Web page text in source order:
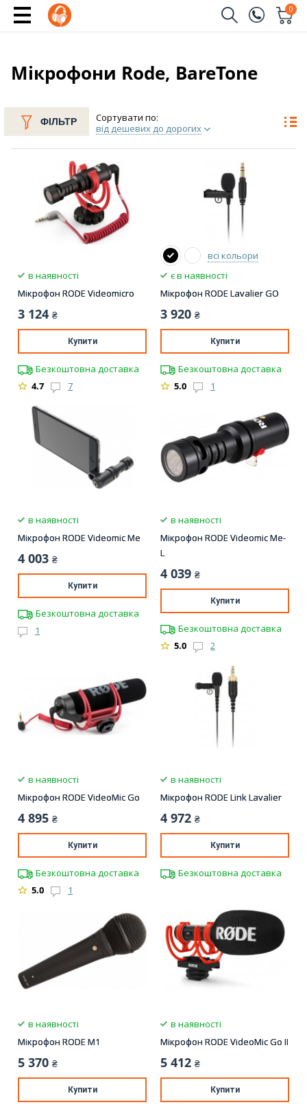
0
Телефон
Мікрофони Rode, BareTone
ФІЛЬТР
Сортувати по:
від дешевих до дорогих
в наявності
Мікрофон RODE Videomicro
3 124 ₴
Купити
Безкоштовна доставка
4.7
7
всі кольори
є в наявності
Мікрофон RODE Lavalier GO
3 920 ₴
Купити
Безкоштовна доставка
5.0
1
в наявності
Мікрофон RODE Videomic Me
4 003 ₴
Купити
Безкоштовна доставка
1
в наявності
Мікрофон RODE Videomic Me-
L
4 039 ₴
Купити
Безкоштовна доставка
5.0
2
в наявності
Мікрофон RODE VideoMic Go
4 895 ₴
Купити
Безкоштовна доставка
5.0
1
в наявності
Мікрофон RODE Link Lavalier
4 972 ₴
Купити
Безкоштовна доставка
в наявності
Мікрофон RODE M1
5 370 ₴
Купити
в наявності
Мікрофон RODE VideoMic Go II
5 412 ₴
Купити